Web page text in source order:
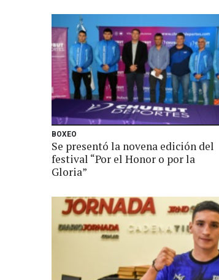
BOXEO
Se presentó la novena edición del
festival “Por el Honor o por la
Gloria”